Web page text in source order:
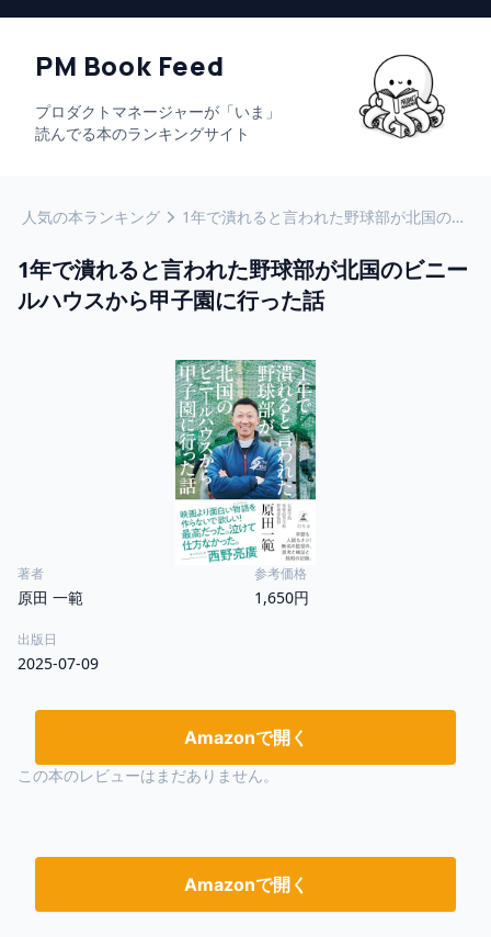
PM Book Feed
プロダクトマネージャーが「いま」
読んでる本のランキングサイト
人気の本ランキング 1年で潰れると言われた野球部が北国のビニールハウスから甲子園に行った話
1年で潰れると言われた野球部が北国のビニー
ルハウスから甲子園に行った話
著者
原田 一範
参考価格
1,650円
出版日
2025-07-09
Amazonで開く
この本のレビューはまだありません。
Amazonで開く